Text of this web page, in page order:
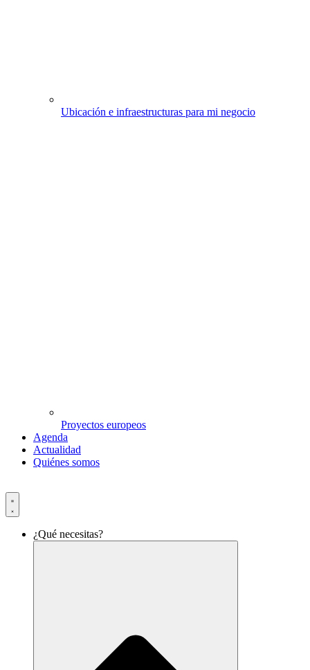
Ubicación e infraestructuras para mi negocio
Proyectos europeos
Agenda
Actualidad
Quiénes somos
¿Qué necesitas?